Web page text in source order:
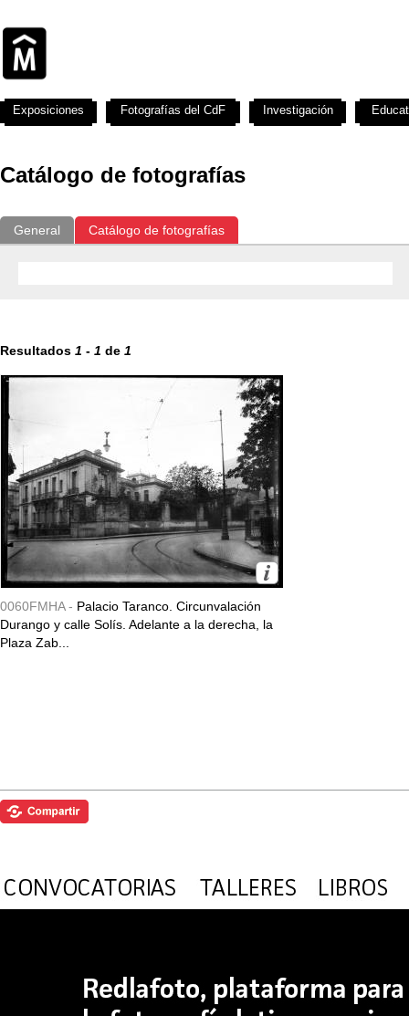
Catálogo de fotografías
General Catálogo de fotografías
Resultados 1 - 1 de 1
0060FMHA - Palacio Taranco. Circunvalación
Durango y calle Solís. Adelante a la derecha, la
Plaza Zab...
Exposiciones Fotografías del CdF Investigación